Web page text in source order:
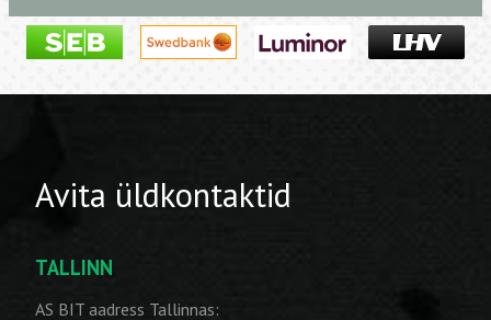
Avita üldkontaktid
TALLINN
AS BIT aadress Tallinnas: